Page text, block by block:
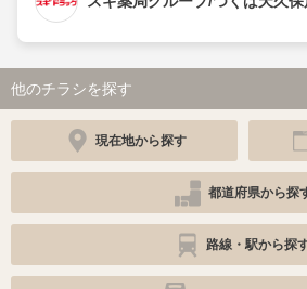
他のチラシを探す
現在地から探す
都道府県から探
路線・駅から探